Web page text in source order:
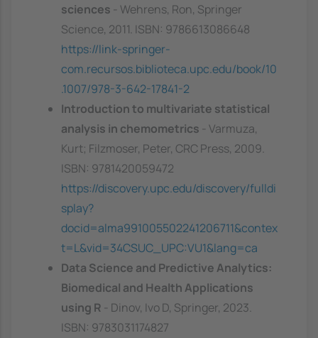
sciences
- Wehrens, Ron, Springer
Science, 2011. ISBN: 9786613086648
https://link-springer-
com.recursos.biblioteca.upc.edu/book/10
.1007/978-3-642-17841-2
Introduction to multivariate statistical
analysis in chemometrics
- Varmuza,
Kurt; Filzmoser, Peter, CRC Press, 2009.
ISBN: 9781420059472
https://discovery.upc.edu/discovery/fulldi
splay?
docid=alma991005502241206711&contex
t=L&vid=34CSUC_UPC:VU1&lang=ca
Data Science and Predictive Analytics:
Biomedical and Health Applications
using R
- Dinov, Ivo D, Springer, 2023.
ISBN: 9783031174827